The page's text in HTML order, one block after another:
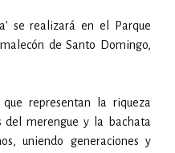
se realizará en el Parque
de Santo Domingo,
representan la riqueza
del merengue y la bachata
uniendo generaciones y